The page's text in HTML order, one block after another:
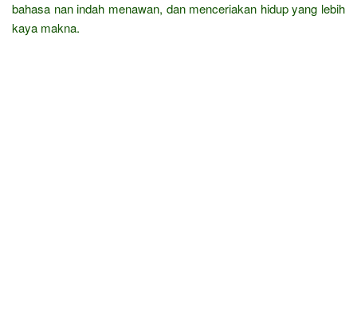
bahasa nan indah menawan, dan menceriakan hidup yang lebih
kaya makna.